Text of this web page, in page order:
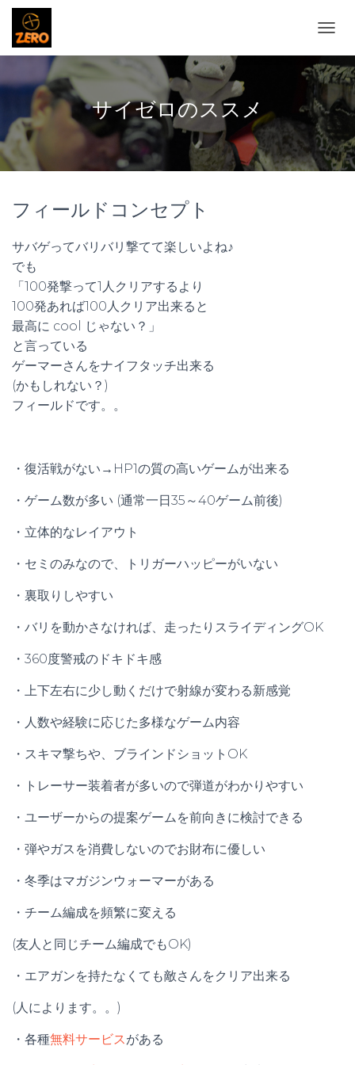
ビ
ゲ
ー
シ
ョ
ン
を
切
サイゼロのススメ
フィールドコンセプト
サバゲってバリバリ撃てて楽しいよね♪
でも
「100発撃って1人クリアするより
100発あれば100人クリア出来ると
最高に cool じゃない？」
と言っている
ゲーマーさんをナイフタッチ出来る
(かもしれない？)
フィールドです。。
・復活戦がない→HP1の質の高いゲームが出来る
・ゲーム数が多い (通常一日35～40ゲーム前後)
・立体的なレイアウト
・セミのみなので、トリガーハッピーがいない
・裏取りしやすい
・バリを動かさなければ、走ったりスライディングOK
・360度警戒のドキドキ感
・上下左右に少し動くだけで射線が変わる新感覚
・人数や経験に応じた多様なゲーム内容
・スキマ撃ちや、ブラインドショットOK
・トレーサー装着者が多いので弾道がわかりやすい
・ユーザーからの提案ゲームを前向きに検討できる
・弾やガスを消費しないのでお財布に優しい
・冬季はマガジンウォーマーがある
・チーム編成を頻繁に変える
(友人と同じチーム編成でもOK)
・エアガンを持たなくても敵さんをクリア出来る
(人によります。。)
・各種無料サービスがある